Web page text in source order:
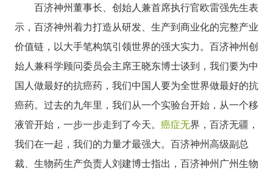
百济神州董事长、创始人兼首席执行官欧雷强先生表
示，百济神州着力打造从研发、生产到商业化的完整产业
价值链，以大手笔构筑引领世界的强大实力。百济神州创
始人兼科学顾问委员会主席王晓东博士谈到，我们要为中
国人做最好的抗癌药，我们中国人要为全世界做最好的抗
癌药。过去的九年里，我们从一个实验台开始，从一个移
液管开始，一步一步走到了今天。 癌症无界，百济无疆，
我们在一起，我们的力量才最强大。百济神州高级副总
裁、生物药生产负责人刘建博士指出，百济神州广州生物